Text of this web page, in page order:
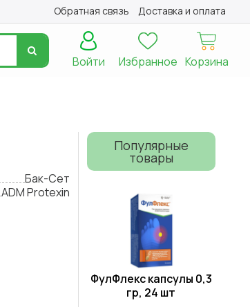
Обратная связь Доставка и оплата
Корзина
Избранное
Войти
Бак-Сет
ADM Protexin
Популярные
товары
ФулФлекс капсулы 0,3
гр, 24 шт